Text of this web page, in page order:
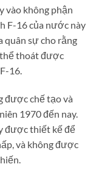
vào không phận
F-16 của nước này
quân sự cho rằng
thể thoát được
16.
được chế tạo và
1970 đến nay.
được thiết kế để
và không được